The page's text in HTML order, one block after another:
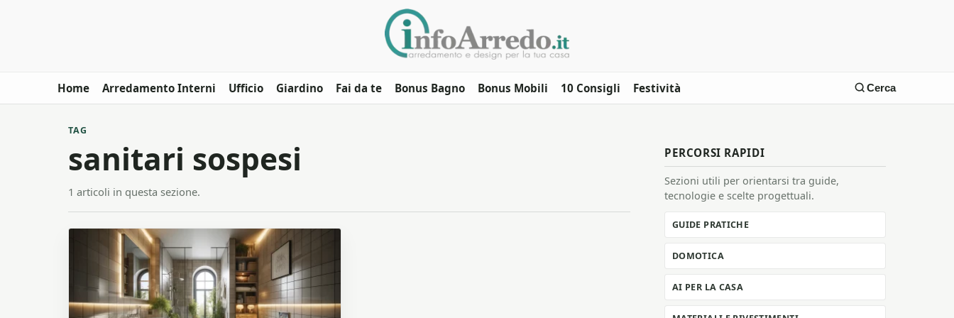
Home Arredamento Interni Ufficio Giardino Fai da te Bonus Bagno Bonus Mobili 10 Consigli Festività Cerca
TAG
sanitari sospesi
1 articoli in questa sezione.
PERCORSI RAPIDI
Sezioni utili per orientarsi tra guide,
tecnologie e scelte progettuali.
GUIDE PRATICHE
DOMOTICA
AI PER LA CASA